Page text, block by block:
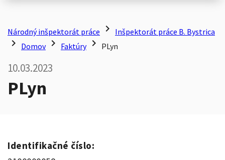
Národný inšpektorát práce chevron_right Inšpektorát práce B. Bystrica
chevron_right Domov chevron_right Faktúry chevron_right PLyn
10.03.2023
PLyn
Identifikačné číslo: